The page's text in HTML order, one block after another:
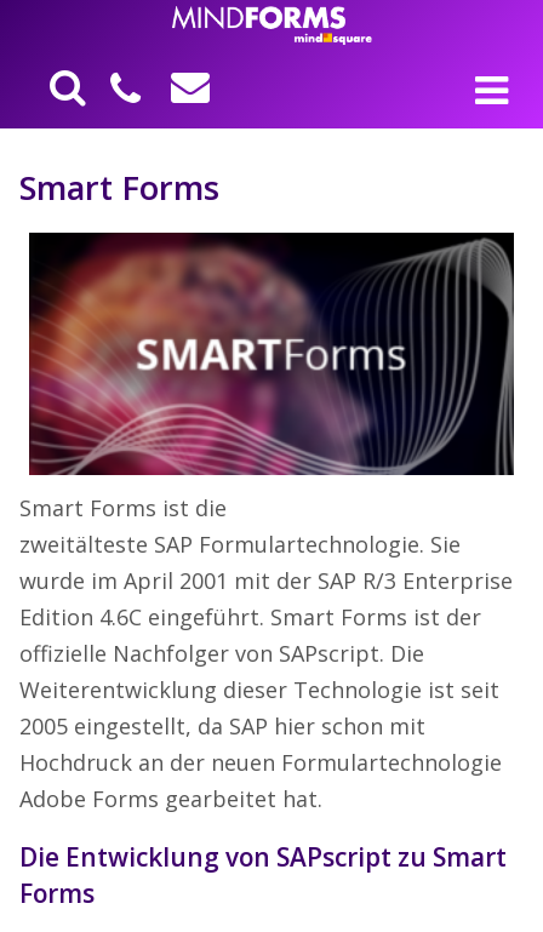
Smart Forms
Smart Forms ist die
zweitälteste SAP Formulartechnologie. Sie
wurde im April 2001 mit der SAP R/3 Enterprise
Edition 4.6C eingeführt. Smart Forms ist der
offizielle Nachfolger von SAPscript. Die
Weiterentwicklung dieser Technologie ist seit
2005 eingestellt, da SAP hier schon mit
Hochdruck an der neuen Formulartechnologie
Adobe Forms gearbeitet hat.
Die Entwicklung von SAPscript zu Smart
Forms